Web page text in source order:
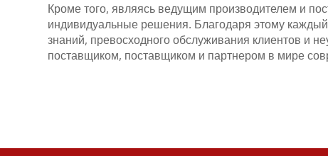
Кроме того, являясь ведущим производителем и
индивидуальные решения. Благодаря этому
знаний, превосходного обслуживания клиентов и
поставщиком, поставщиком и партнером в мире